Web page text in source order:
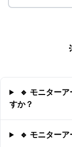
🔹 モニター
すか？
🔹 モニター